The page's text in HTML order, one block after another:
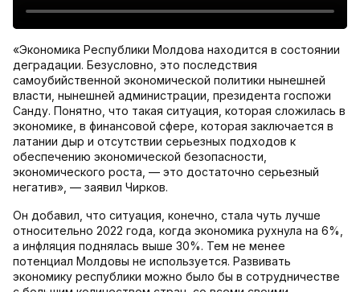
«Экономика Республики Молдова находится в состоянии
деградации. Безусловно, это последствия
самоубийственной экономической политики нынешней
власти, нынешней администрации, президента госпожи
Санду. Понятно, что такая ситуация, которая сложилась в
экономике, в финансовой сфере, которая заключается в
латании дыр и отсутствии серьезных подходов к
обеспечению экономической безопасности,
экономического роста, — это достаточно серьезный
негатив», — заявил Чирков.
Он добавил, что ситуация, конечно, стала чуть лучше
относительно 2022 года, когда экономика рухнула на 6%,
а инфляция поднялась выше 30%. Тем не менее
потенциал Молдовы не используется. Развивать
экономику республики можно было бы в сотрудничестве